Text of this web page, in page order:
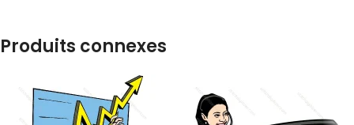
Produits connexes